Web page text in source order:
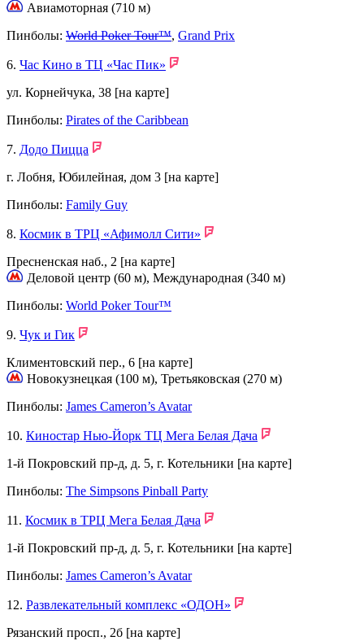
Авиамоторная (710 м)
Пинболы: World Poker Tour™, Grand Prix
6. Час Кино в ТЦ «Час Пик»
ул. Корнейчука, 38 [на карте]
Пинболы: Pirates of the Caribbean
7. Додо Пицца
г. Лобня, Юбилейная, дом 3 [на карте]
Пинболы: Family Guy
8. Космик в ТРЦ «Афимолл Сити»
Пресненская наб., 2 [на карте]
Деловой центр (60 м), Международная (340 м)
Пинболы: World Poker Tour™
9. Чук и Гик
Климентовский пер., 6 [на карте]
Новокузнецкая (100 м), Третьяковская (270 м)
Пинболы: James Cameron’s Avatar
10. Киностар Нью-Йорк ТЦ Мега Белая Дача
1-й Покровский пр-д, д. 5, г. Котельники [на карте]
Пинболы: The Simpsons Pinball Party
11. Космик в ТРЦ Мега Белая Дача
1-й Покровский пр-д, д. 5, г. Котельники [на карте]
Пинболы: James Cameron’s Avatar
12. Развлекательный комплекс «ОДОН»
Рязанский просп., 2б [на карте]